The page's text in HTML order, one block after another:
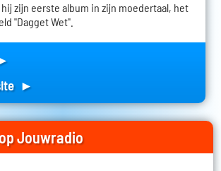
zijn eerste album in zijn moedertaal, het
"Dagget Wet".
►
Jouwradio